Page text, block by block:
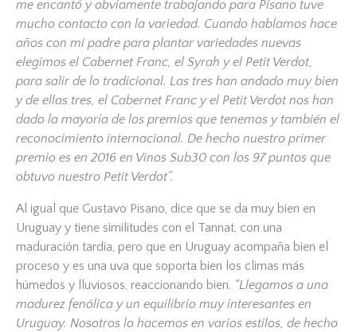
me encantó y obviamente trabajando para Pisano tuve
mucho contacto con la variedad. Cuando hablamos hace
años con mi padre para plantar variedades nuevas
elegimos el Cabernet Franc, el Syrah y el Petit Verdot,
para salir de lo tradicional. Las tres han andado muy bien
y de ellas tres, el Cabernet Franc y el Petit Verdot nos han
dado la mayoría de los premios que tenemos y también el
reconocimiento internacional. De hecho nuestro primer
premio es en 2016 en Vinos Sub30 con los 97 puntos que
obtuvo nuestro Petit Verdot”.
Al igual que Gustavo Pisano, dice que se da muy bien en
Uruguay y tiene similitudes con el Tannat, con una
maduración tardía, pero que en Uruguay acompaña bien el
proceso y es una uva que soporta bien los climas más
húmedos y lluviosos, reaccionando bien. “Llegamos a una
madurez fenólica y un equilibrio muy interesantes en
Uruguay. Nosotros lo hacemos en varios estilos, de hecho